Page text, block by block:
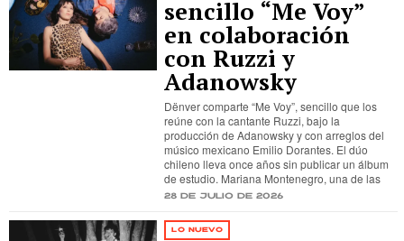
sencillo “Me Voy”
en colaboración
con Ruzzi y
Adanowsky
Dënver comparte “Me Voy”, sencillo que los
reúne con la cantante Ruzzi, bajo la
producción de Adanowsky y con arreglos del
músico mexicano Emilio Dorantes. El dúo
chileno lleva once años sin publicar un álbum
de estudio. Mariana Montenegro, una de las
28 de julio de 2026
LO NUEVO